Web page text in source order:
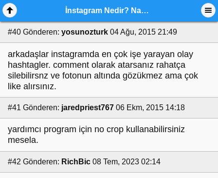
İnstagram Nedir? Nasıl Kullanılır?
#40 Gönderen: yosunozturk 04 Ağu, 2015 21:49
arkadaşlar instagramda en çok işe yarayan olay
hashtagler. comment olarak atarsanız rahatça
silebilirsnz ve fotonun altında gözükmez ama çok
like alırsınız.
#41 Gönderen: jaredpriest767 06 Ekm, 2015 14:18
yardımcı program için no crop kullanabilirsiniz
mesela.
#42 Gönderen: RichBic 08 Tem, 2023 02:14